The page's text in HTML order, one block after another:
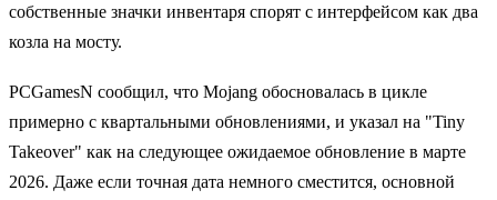
собственные значки инвентаря спорят с интерфейсом как два
козла на мосту.
PCGamesN сообщил, что Mojang обосновалась в цикле
примерно с квартальными обновлениями, и указал на "Tiny
Takeover" как на следующее ожидаемое обновление в марте
2026. Даже если точная дата немного сместится, основной